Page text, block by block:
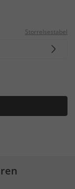
Storrelsestabel